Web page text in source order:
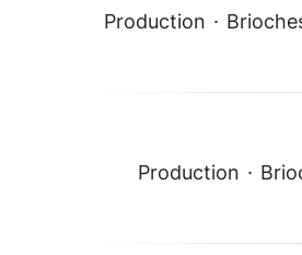
Production ·
Production ·